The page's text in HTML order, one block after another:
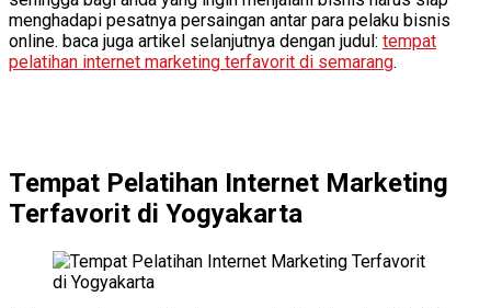
menghadapi pesatnya persaingan antar para pelaku bisnis
online. baca juga artikel selanjutnya dengan judul: tempat
pelatihan internet marketing terfavorit di semarang.
Tempat Pelatihan Internet Marketing
Terfavorit di Yogyakarta